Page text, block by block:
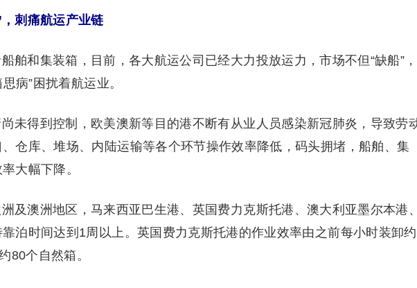
刺痛航运产业链
和集装箱，目前，各大航运公司已经大力投放运力，市场不但“缺船”，
病”困扰着航运业。
得到控制，欧美澳新等目的港不断有从业人员感染新冠肺炎，导致劳
仓库、堆场、内陆运输等各个环节操作效率降低，码头拥堵，船舶、集
大幅下降。
澳洲地区，马来西亚巴生港、英国费力克斯托港、澳大利亚墨尔本港、
泊时间达到1周以上。英国费力克斯托港的作业效率由之前每小时装卸约
80个自然箱。